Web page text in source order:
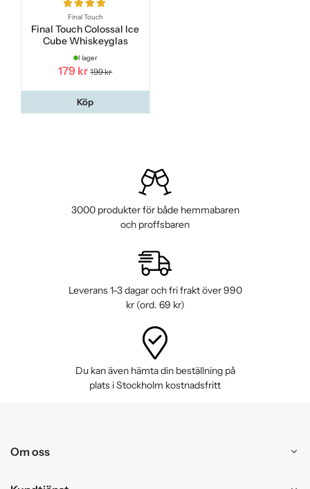
Final Touch
Final Touch Colossal Ice
Cube Whiskeyglas
I lager
179 kr 199 kr
Köp
3000 produkter för både hemmabaren
och proffsbaren
Leverans 1-3 dagar och fri frakt över 990
kr (ord. 69 kr)
Du kan även hämta din beställning på
plats i Stockholm kostnadsfritt
Om oss